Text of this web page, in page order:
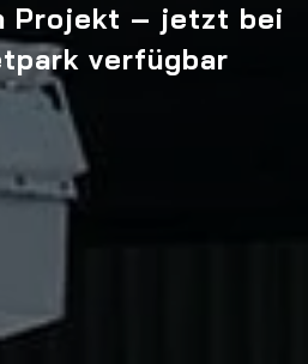
Projekt – jetzt bei
verfügbar